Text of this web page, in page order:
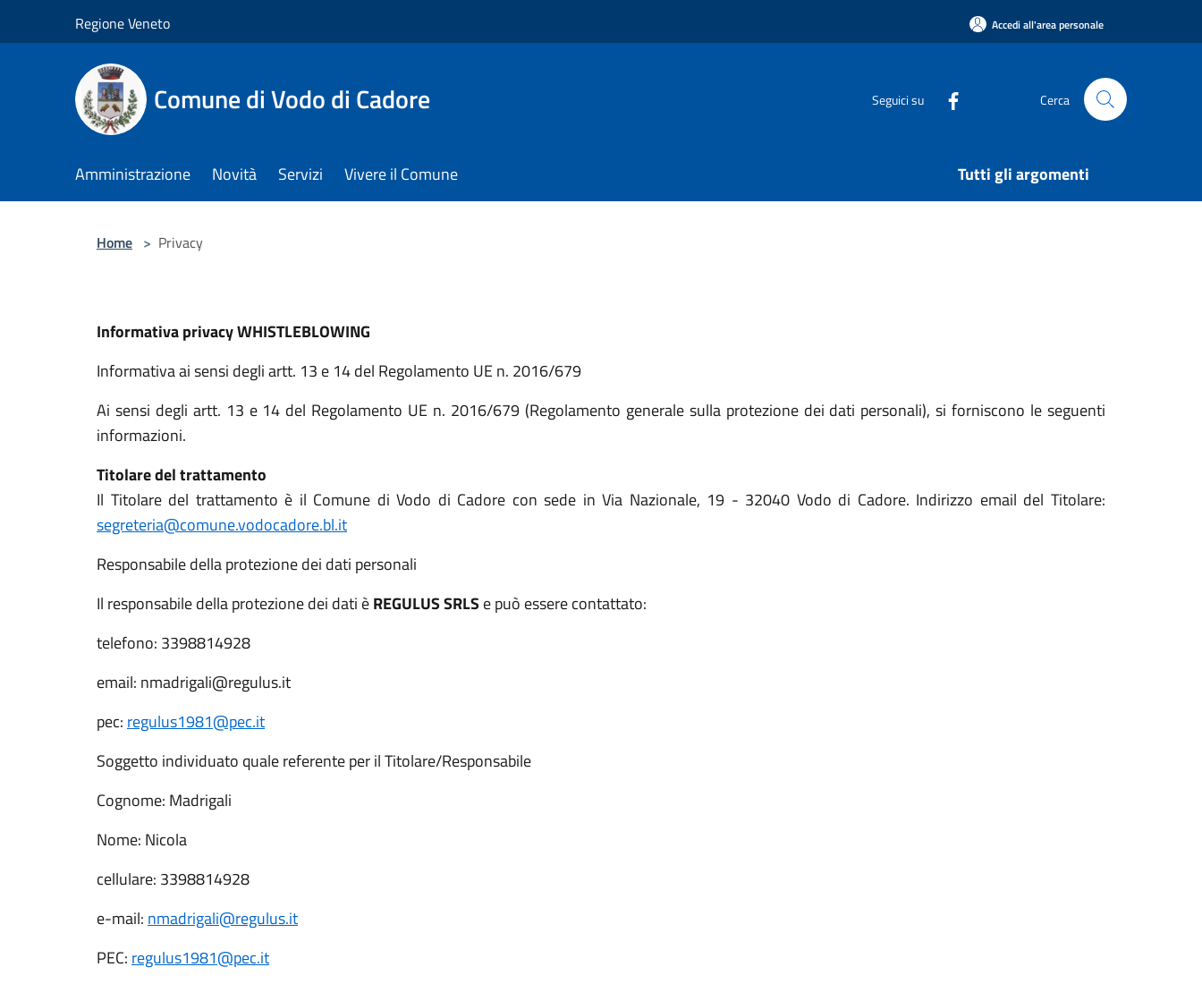
Regione Veneto Accedi all'area personale
Comune di Vodo di Cadore Seguici su Cerca
Amministrazione Novità Servizi Vivere il Comune Tutti gli argomenti
Home > Privacy
Informativa privacy WHISTLEBLOWING
Informativa ai sensi degli artt. 13 e 14 del Regolamento UE n. 2016/679
Ai sensi degli artt. 13 e 14 del Regolamento UE n. 2016/679 (Regolamento generale sulla protezione dei dati personali), si forniscono le seguenti
informazioni.
Titolare del trattamento
Il Titolare del trattamento è il Comune di Vodo di Cadore con sede in Via Nazionale, 19 - 32040 Vodo di Cadore. Indirizzo email del Titolare:
segreteria@comune.vodocadore.bl.it
Responsabile della protezione dei dati personali
Il responsabile della protezione dei dati èREGULUS SRLS e può essere contattato:
telefono: 3398814928
email: nmadrigali@regulus.it
pec: regulus1981@pec.it
Soggetto individuato quale referente per il Titolare/Responsabile
Cognome: Madrigali
Nome: Nicola
cellulare: 3398814928
e-mail: nmadrigali@regulus.it
PEC: regulus1981@pec.it